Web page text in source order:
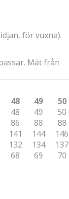
för vuxna).
Mät från
48 49
50
48 49
50
86 88
88
141 144
146
132 134
137
68 69 70